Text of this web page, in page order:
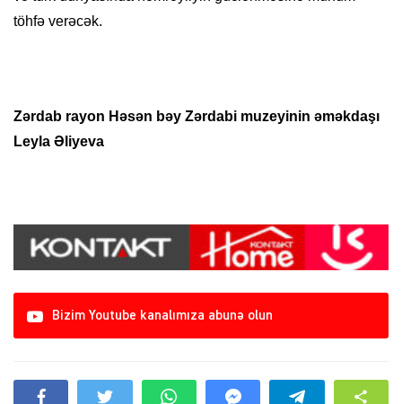
töhfə verəcək.
Zərdab rayon Həsən bəy Zərdabi muzeyinin əməkdaşı
Leyla Əliyeva
Bizim Youtube kanalımıza abunə olun